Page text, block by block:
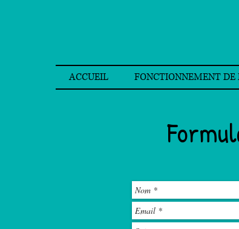
ACCUEIL FONCTIONNEMENT DE